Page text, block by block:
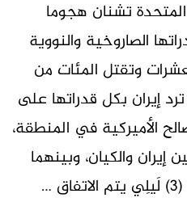
المتحدة تشنان هجوما
الصاروخية والنووية
وتقتل المئات من
مشهد (2) لَيلِي: ترد إيران بكل قدراتها على
الأميركية في المنطقة،
إيران والكيان، وبينهما
…